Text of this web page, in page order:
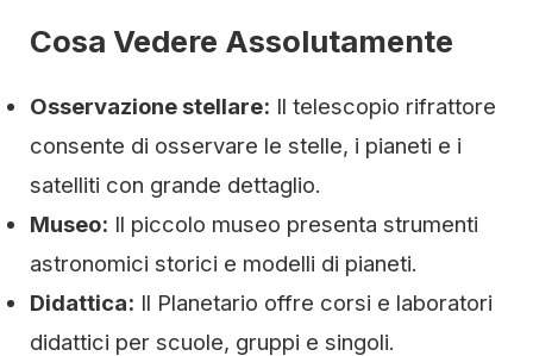
Cosa Vedere Assolutamente
Osservazione stellare: Il telescopio rifrattore
consente di osservare le stelle, i pianeti e i
satelliti con grande dettaglio.
Museo: Il piccolo museo presenta strumenti
astronomici storici e modelli di pianeti.
Didattica: Il Planetario offre corsi e laboratori
didattici per scuole, gruppi e singoli.